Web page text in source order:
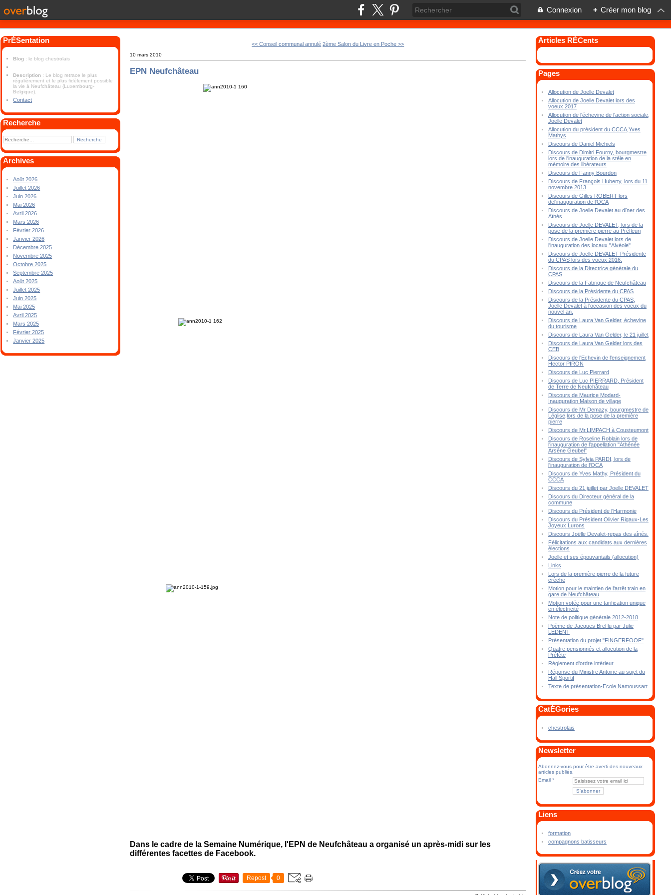
Connexion + Créer mon blog
PrÉSentation
Blog : le blog chestrolais
Description : Le blog retrace le plus
régulièrement et le plus fidèlement possible
la vie à Neufchâteau (Luxembourg-
Belgique).
Contact
Recherche
Archives
Août 2026
Juillet 2026
Juin 2026
Mai 2026
Avril 2026
Mars 2026
Février 2026
Janvier 2026
Décembre 2025
Novembre 2025
Octobre 2025
Septembre 2025
Août 2025
Juillet 2025
Juin 2025
Mai 2025
Avril 2025
Mars 2025
Février 2025
Janvier 2025
<< Conseil communal annulé 2ème Salon du Livre en Poche >>
10 mars 2010
EPN Neufchâteau
Dans le cadre de la Semaine Numérique, l'EPN de Neufchâteau a organisé un après-midi sur les
différentes facettes de Facebook.
Repost 0
Articles RÉCents
Pages
Allocution de Joelle Devalet
Allocution de Joelle Devalet lors des
voeux 2017
Allocution de l'échevine de l'action sociale,
Joelle Devalet
Allocution du président du CCCA,Yves
Mathys
Discours de Daniel Michiels
Discours de Dimitri Fourny, bourgmestre
lors de l'inauguration de la stèle en
mémoire des libérateurs
Discours de Fanny Bourdon
Discours de François Huberty, lors du 11
novembre 2013
Discours de Gilles ROBERT lors
del'inauguration de l'OCA
Discours de Joelle Devalet au dîner des
Aînés
Discours de Joelle DEVALET, lors de la
pose de la première pierre au Préfleuri
Discours de Joelle Devalet lors de
l'inauguration des locaux "Alvéole"
Discours de Joelle DEVALET Présidente
du CPAS lors des voeux 2016.
Discours de la Directrice générale du
CPAS
Discours de la Fabrique de Neufchâteau
Discours de la Présidente du CPAS
Discours de la Présidente du CPAS,
Joelle Devalet à l'occasion des voeux du
nouvel an.
Discours de Laura Van Gelder, échevine
du tourisme
Discours de Laura Van Gelder, le 21 juillet
Discours de Laura Van Gelder lors des
CEB
Discours de l'Echevin de l'enseignement
Hector PIRON
Discours de Luc Pierrard
Discours de Luc PIERRARD, Président
de Terre de Neufchâteau
Discours de Maurice Modard-
Inauguration Maison de village
Discours de Mr Demazy, bourgmestre de
Léglise,lors de la pose de la première
pierre
Discours de Mr.LIMPACH à Cousteumont
Discours de Roseline Roblain lors de
l'inauguration de l'appellation "Athénée
Arsène Geubel"
Discours de Sylvia PARDI, lors de
l'inauguration de l'OCA
Discours de Yves Mathy, Président du
CCCA
Discours du 21 juillet par Joelle DEVALET
Discours du Directeur général de la
commune
Discours du Président de l'Harmonie
Discours du Président Olivier Rigaux-Les
Joyeux Lurons
Discours Joëlle Devalet-repas des aînés.
Félicitations aux candidats aux dernières
élections
Joelle et ses épouvantails (allocution)
Links
Lors de la première pierre de la future
crèche
Motion pour le maintien de l'arrêt train en
gare de Neufchâteau
Motion votée pour une tarification unique
en électricité
Note de politique générale 2012-2018
Poème de Jacques Brel lu par Julie
LEDENT
Présentation du projet "FINGERFOOF"
Quatre pensionnés et allocution de la
Préfète
Réglement d'ordre intérieur
Réponse du Ministre Antoine au sujet du
Hall Sportif
Texte de présentation-Ecole Namoussart
CatÉGories
chestrolais
Newsletter
Abonnez-vous pour être averti des nouveaux
articles publiés.
Email
Liens
formation
compagnons batisseurs